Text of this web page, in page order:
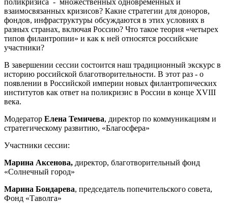
взаимосвязанных кризисов? Какие стратегии для доноров,
фондов, инфраструктуры обсуждаются в этих условиях в
разных странах, включая Россию? Что такое теория «четырех
типов филантропии» и как к ней относятся российские
участники?
В завершении сессии состоится наш традиционный экскурс в
историю российской благотворительности. В этот раз - о
появлении в Российской империи новых филантропических
институтов как ответ на поликризис в России в конце XVIII
века.
Модератор Елена Темичева, директор по коммуникациям и
стратегическому развитию, «Благосфера»
Участники сессии:
Марина Аксенова, директор, благотворительный фонд
«Солнечный город»
Марина Бондарева, председатель попечительского совета,
Фонд «Таволга»